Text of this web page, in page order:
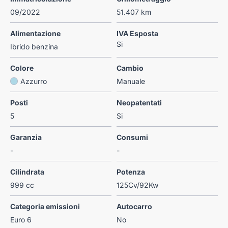
09/2022
51.407 km
Alimentazione
Ibrido benzina
IVA Esposta
Si
Colore
Azzurro
Cambio
Manuale
Posti
5
Neopatentati
Si
Garanzia
-
Consumi
-
Cilindrata
999 cc
Potenza
125Cv/92Kw
Categoria emissioni
Euro 6
Autocarro
No